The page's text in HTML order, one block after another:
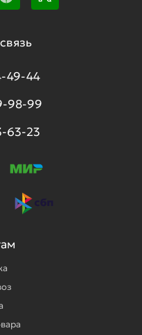
49-44
98-99
63-23